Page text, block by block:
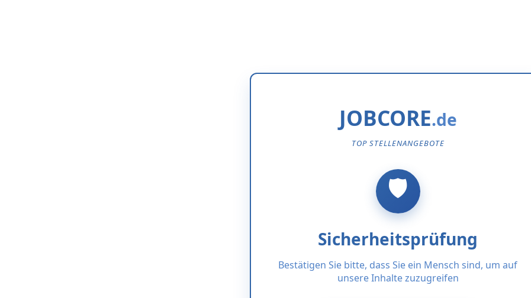
JOBCORE
TOP STELLENANGEBOTE
Sicherheitsprüfung
Bestätigen Sie bitte, dass Sie ein Mensch sind, um auf
unsere Inhalte zuzugreifen